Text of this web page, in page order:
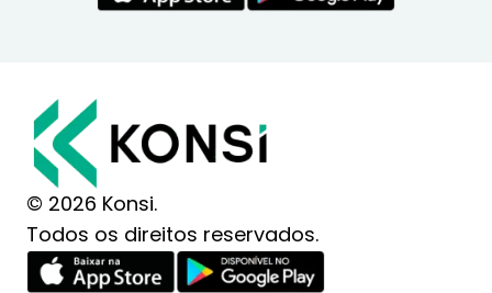
© 2026 Konsi.
Todos os direitos reservados.